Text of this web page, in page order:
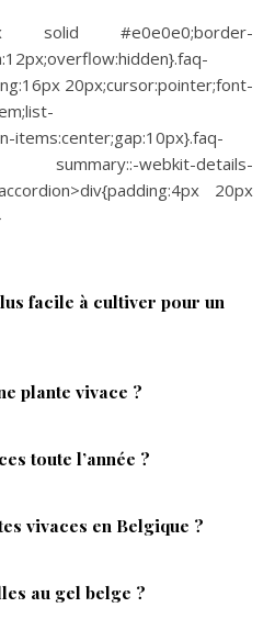
solid #e0e0e0;border-
20px;cursor:pointer;font-
items:center;gap:10px}.faq-
webkit-details-
20px
facile à cultiver pour un
plante vivace ?
toute l’année ?
vivaces en Belgique ?
au gel belge ?